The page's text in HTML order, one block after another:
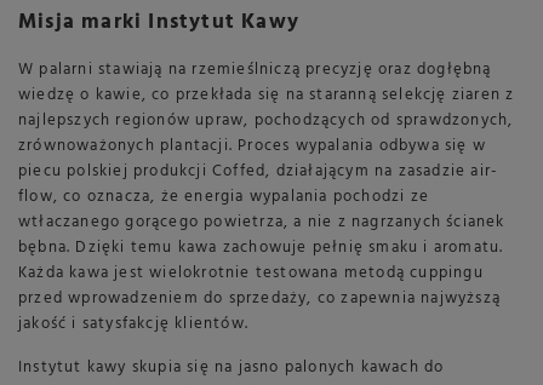
Misja marki Instytut Kawy
W palarni stawiają na rzemieślniczą precyzję oraz dogłębną
wiedzę o kawie, co przekłada się na staranną selekcję ziaren z
najlepszych regionów upraw, pochodzących od sprawdzonych,
zrównoważonych plantacji. Proces wypalania odbywa się w
piecu polskiej produkcji Coffed, działającym na zasadzie air-
flow, co oznacza, że energia wypalania pochodzi ze
wtłaczanego gorącego powietrza, a nie z nagrzanych ścianek
bębna. Dzięki temu kawa zachowuje pełnię smaku i aromatu.
Każda kawa jest wielokrotnie testowana metodą cuppingu
przed wprowadzeniem do sprzedaży, co zapewnia najwyższą
jakość i satysfakcję klientów.
Instytut kawy skupia się na jasno palonych kawach do